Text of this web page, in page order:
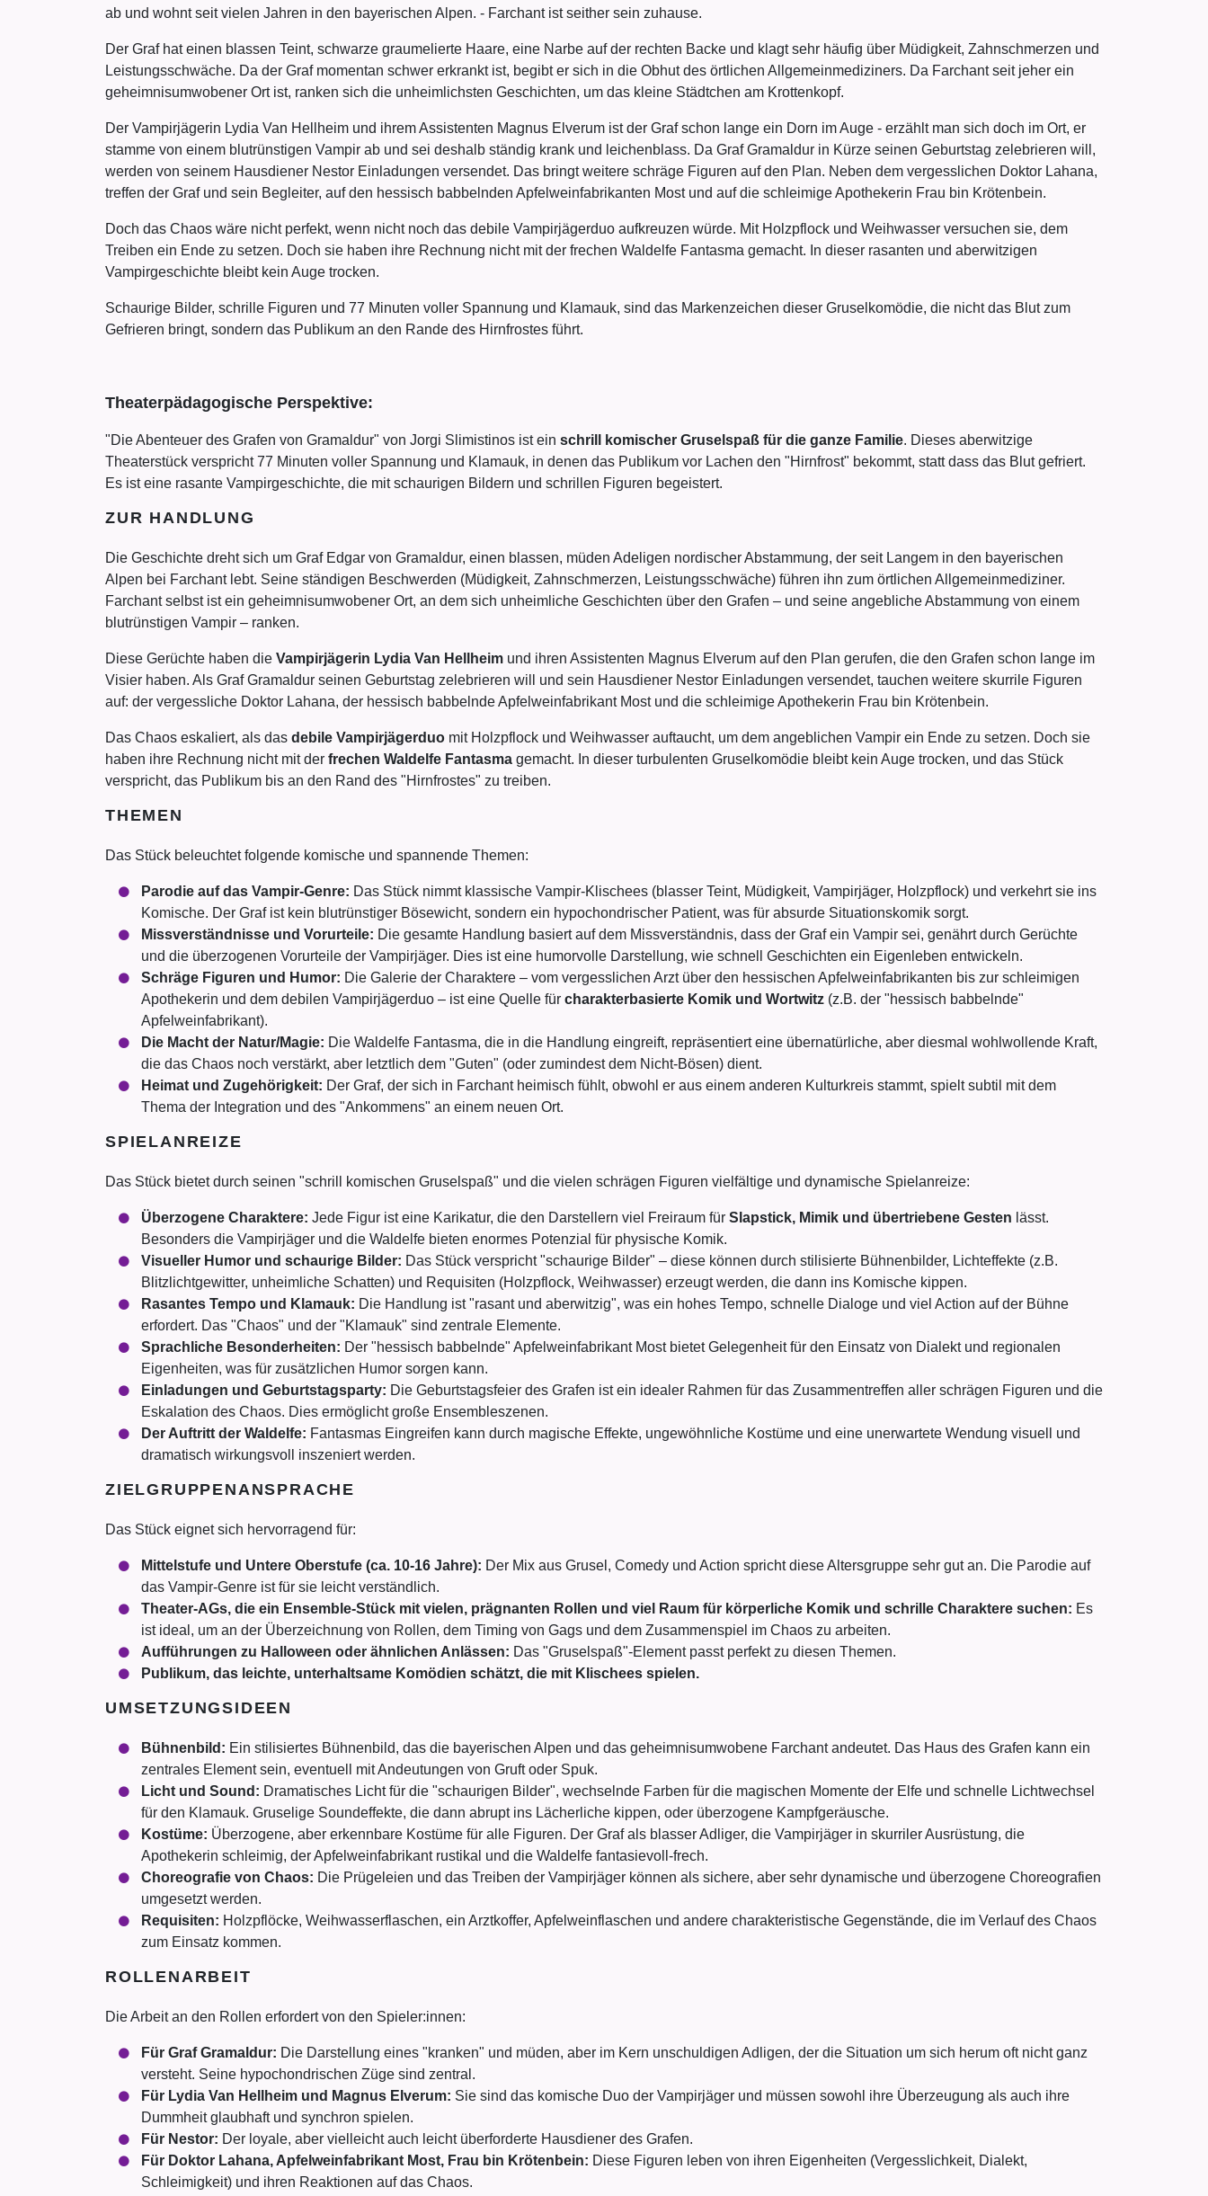
ab und wohnt seit vielen Jahren in den bayerischen Alpen. - Farchant ist seither sein zuhause.
Der Graf hat einen blassen Teint, schwarze graumelierte Haare, eine Narbe auf der rechten Backe und klagt sehr häufig über Müdigkeit, Zahnschmerzen und
Leistungsschwäche. Da der Graf momentan schwer erkrankt ist, begibt er sich in die Obhut des örtlichen Allgemeinmediziners. Da Farchant seit jeher ein
geheimnisumwobener Ort ist, ranken sich die unheimlichsten Geschichten, um das kleine Städtchen am Krottenkopf.
Der Vampirjägerin Lydia Van Hellheim und ihrem Assistenten Magnus Elverum ist der Graf schon lange ein Dorn im Auge - erzählt man sich doch im Ort, er
stamme von einem blutrünstigen Vampir ab und sei deshalb ständig krank und leichenblass. Da Graf Gramaldur in Kürze seinen Geburtstag zelebrieren will,
werden von seinem Hausdiener Nestor Einladungen versendet. Das bringt weitere schräge Figuren auf den Plan. Neben dem vergesslichen Doktor Lahana,
treffen der Graf und sein Begleiter, auf den hessisch babbelnden Apfelweinfabrikanten Most und auf die schleimige Apothekerin Frau bin Krötenbein.
Doch das Chaos wäre nicht perfekt, wenn nicht noch das debile Vampirjägerduo aufkreuzen würde. Mit Holzpflock und Weihwasser versuchen sie, dem
Treiben ein Ende zu setzen. Doch sie haben ihre Rechnung nicht mit der frechen Waldelfe Fantasma gemacht. In dieser rasanten und aberwitzigen
Vampirgeschichte bleibt kein Auge trocken.
Schaurige Bilder, schrille Figuren und 77 Minuten voller Spannung und Klamauk, sind das Markenzeichen dieser Gruselkomödie, die nicht das Blut zum
Gefrieren bringt, sondern das Publikum an den Rande des Hirnfrostes führt.
Theaterpädagogische Perspektive:
"Die Abenteuer des Grafen von Gramaldur" von Jorgi Slimistinos ist ein schrill komischer Gruselspaß für die ganze Familie. Dieses aberwitzige
Theaterstück verspricht 77 Minuten voller Spannung und Klamauk, in denen das Publikum vor Lachen den "Hirnfrost" bekommt, statt dass das Blut gefriert.
Es ist eine rasante Vampirgeschichte, die mit schaurigen Bildern und schrillen Figuren begeistert.
ZUR HANDLUNG
Die Geschichte dreht sich um Graf Edgar von Gramaldur, einen blassen, müden Adeligen nordischer Abstammung, der seit Langem in den bayerischen
Alpen bei Farchant lebt. Seine ständigen Beschwerden (Müdigkeit, Zahnschmerzen, Leistungsschwäche) führen ihn zum örtlichen Allgemeinmediziner.
Farchant selbst ist ein geheimnisumwobener Ort, an dem sich unheimliche Geschichten über den Grafen – und seine angebliche Abstammung von einem
blutrünstigen Vampir – ranken.
Diese Gerüchte haben die Vampirjägerin Lydia Van Hellheim und ihren Assistenten Magnus Elverum auf den Plan gerufen, die den Grafen schon lange im
Visier haben. Als Graf Gramaldur seinen Geburtstag zelebrieren will und sein Hausdiener Nestor Einladungen versendet, tauchen weitere skurrile Figuren
auf: der vergessliche Doktor Lahana, der hessisch babbelnde Apfelweinfabrikant Most und die schleimige Apothekerin Frau bin Krötenbein.
Das Chaos eskaliert, als das debile Vampirjägerduo mit Holzpflock und Weihwasser auftaucht, um dem angeblichen Vampir ein Ende zu setzen. Doch sie
haben ihre Rechnung nicht mit der frechen Waldelfe Fantasma gemacht. In dieser turbulenten Gruselkomödie bleibt kein Auge trocken, und das Stück
verspricht, das Publikum bis an den Rand des "Hirnfrostes" zu treiben.
THEMEN
Das Stück beleuchtet folgende komische und spannende Themen:
Parodie auf das Vampir-Genre: Das Stück nimmt klassische Vampir-Klischees (blasser Teint, Müdigkeit, Vampirjäger, Holzpflock) und verkehrt sie ins
Komische. Der Graf ist kein blutrünstiger Bösewicht, sondern ein hypochondrischer Patient, was für absurde Situationskomik sorgt.
Missverständnisse und Vorurteile: Die gesamte Handlung basiert auf dem Missverständnis, dass der Graf ein Vampir sei, genährt durch Gerüchte
und die überzogenen Vorurteile der Vampirjäger. Dies ist eine humorvolle Darstellung, wie schnell Geschichten ein Eigenleben entwickeln.
Schräge Figuren und Humor: Die Galerie der Charaktere – vom vergesslichen Arzt über den hessischen Apfelweinfabrikanten bis zur schleimigen
Apothekerin und dem debilen Vampirjägerduo – ist eine Quelle für charakterbasierte Komik und Wortwitz (z.B. der "hessisch babbelnde"
Apfelweinfabrikant).
Die Macht der Natur/Magie: Die Waldelfe Fantasma, die in die Handlung eingreift, repräsentiert eine übernatürliche, aber diesmal wohlwollende Kraft,
die das Chaos noch verstärkt, aber letztlich dem "Guten" (oder zumindest dem Nicht-Bösen) dient.
Heimat und Zugehörigkeit: Der Graf, der sich in Farchant heimisch fühlt, obwohl er aus einem anderen Kulturkreis stammt, spielt subtil mit dem
Thema der Integration und des "Ankommens" an einem neuen Ort.
SPIELANREIZE
Das Stück bietet durch seinen "schrill komischen Gruselspaß" und die vielen schrägen Figuren vielfältige und dynamische Spielanreize:
Überzogene Charaktere: Jede Figur ist eine Karikatur, die den Darstellern viel Freiraum für Slapstick, Mimik und übertriebene Gesten lässt.
Besonders die Vampirjäger und die Waldelfe bieten enormes Potenzial für physische Komik.
Visueller Humor und schaurige Bilder: Das Stück verspricht "schaurige Bilder" – diese können durch stilisierte Bühnenbilder, Lichteffekte (z.B.
Blitzlichtgewitter, unheimliche Schatten) und Requisiten (Holzpflock, Weihwasser) erzeugt werden, die dann ins Komische kippen.
Rasantes Tempo und Klamauk: Die Handlung ist "rasant und aberwitzig", was ein hohes Tempo, schnelle Dialoge und viel Action auf der Bühne
erfordert. Das "Chaos" und der "Klamauk" sind zentrale Elemente.
Sprachliche Besonderheiten: Der "hessisch babbelnde" Apfelweinfabrikant Most bietet Gelegenheit für den Einsatz von Dialekt und regionalen
Eigenheiten, was für zusätzlichen Humor sorgen kann.
Einladungen und Geburtstagsparty: Die Geburtstagsfeier des Grafen ist ein idealer Rahmen für das Zusammentreffen aller schrägen Figuren und die
Eskalation des Chaos. Dies ermöglicht große Ensembleszenen.
Der Auftritt der Waldelfe: Fantasmas Eingreifen kann durch magische Effekte, ungewöhnliche Kostüme und eine unerwartete Wendung visuell und
dramatisch wirkungsvoll inszeniert werden.
ZIELGRUPPENANSPRACHE
Das Stück eignet sich hervorragend für:
Mittelstufe und Untere Oberstufe (ca. 10-16 Jahre): Der Mix aus Grusel, Comedy und Action spricht diese Altersgruppe sehr gut an. Die Parodie auf
das Vampir-Genre ist für sie leicht verständlich.
Theater-AGs, die ein Ensemble-Stück mit vielen, prägnanten Rollen und viel Raum für körperliche Komik und schrille Charaktere suchen: Es
ist ideal, um an der Überzeichnung von Rollen, dem Timing von Gags und dem Zusammenspiel im Chaos zu arbeiten.
Aufführungen zu Halloween oder ähnlichen Anlässen: Das "Gruselspaß"-Element passt perfekt zu diesen Themen.
Publikum, das leichte, unterhaltsame Komödien schätzt, die mit Klischees spielen.
UMSETZUNGSIDEEN
Bühnenbild: Ein stilisiertes Bühnenbild, das die bayerischen Alpen und das geheimnisumwobene Farchant andeutet. Das Haus des Grafen kann ein
zentrales Element sein, eventuell mit Andeutungen von Gruft oder Spuk.
Licht und Sound: Dramatisches Licht für die "schaurigen Bilder", wechselnde Farben für die magischen Momente der Elfe und schnelle Lichtwechsel
für den Klamauk. Gruselige Soundeffekte, die dann abrupt ins Lächerliche kippen, oder überzogene Kampfgeräusche.
Kostüme: Überzogene, aber erkennbare Kostüme für alle Figuren. Der Graf als blasser Adliger, die Vampirjäger in skurriler Ausrüstung, die
Apothekerin schleimig, der Apfelweinfabrikant rustikal und die Waldelfe fantasievoll-frech.
Choreografie von Chaos: Die Prügeleien und das Treiben der Vampirjäger können als sichere, aber sehr dynamische und überzogene Choreografien
umgesetzt werden.
Requisiten: Holzpflöcke, Weihwasserflaschen, ein Arztkoffer, Apfelweinflaschen und andere charakteristische Gegenstände, die im Verlauf des Chaos
zum Einsatz kommen.
ROLLENARBEIT
Die Arbeit an den Rollen erfordert von den Spieler:innen:
Für Graf Gramaldur: Die Darstellung eines "kranken" und müden, aber im Kern unschuldigen Adligen, der die Situation um sich herum oft nicht ganz
versteht. Seine hypochondrischen Züge sind zentral.
Für Lydia Van Hellheim und Magnus Elverum: Sie sind das komische Duo der Vampirjäger und müssen sowohl ihre Überzeugung als auch ihre
Dummheit glaubhaft und synchron spielen.
Für Nestor: Der loyale, aber vielleicht auch leicht überforderte Hausdiener des Grafen.
Für Doktor Lahana, Apfelweinfabrikant Most, Frau bin Krötenbein: Diese Figuren leben von ihren Eigenheiten (Vergesslichkeit, Dialekt,
Schleimigkeit) und ihren Reaktionen auf das Chaos.